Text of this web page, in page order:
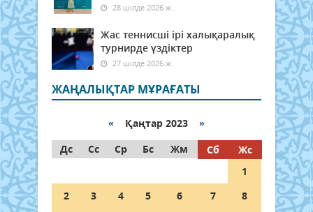
28 шілде 2026 ж.
Жас теннисші ірі халықаралық
турнирде үздіктер
27 шілде 2026 ж.
ЖАҢАЛЫҚТАР МҰРАҒАТЫ
« Қаңтар 2023 »
Дс
Сс Ср Бс Жм Сб
Жс
1
2
3 4 5 6 7
8